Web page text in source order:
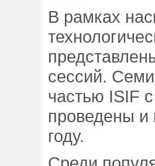
В рамках
сессий.
частью ISIF
проведены и
году.